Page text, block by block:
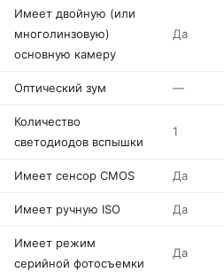
Имеет двойную (или
многолинзовую)
основную камеру
Да
Оптический зум —
Количество
светодиодов вспышки
1
Имеет сенсор CMOS Да
Имеет ручную ISO Да
Имеет режим
серийной фотосъемки
Да